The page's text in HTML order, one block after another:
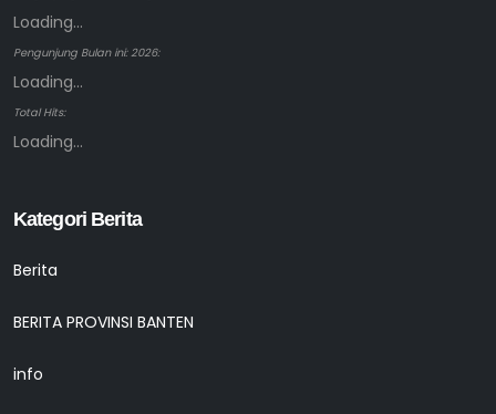
Loading...
Pengunjung Bulan ini: 2026:
Loading...
Total Hits:
Loading...
Kategori Berita
Berita
BERITA PROVINSI BANTEN
info